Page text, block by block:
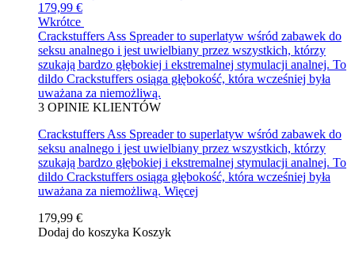
179,99 €
Wkrótce
Crackstuffers Ass Spreader to superlatyw wśród zabawek do
seksu analnego i jest uwielbiany przez wszystkich, którzy
szukają bardzo głębokiej i ekstremalnej stymulacji analnej. To
dildo Crackstuffers osiąga głębokość, która wcześniej była
uważana za niemożliwą.
3 OPINIE KLIENTÓW
Crackstuffers Ass Spreader to superlatyw wśród zabawek do
seksu analnego i jest uwielbiany przez wszystkich, którzy
szukają bardzo głębokiej i ekstremalnej stymulacji analnej. To
dildo Crackstuffers osiąga głębokość, która wcześniej była
uważana za niemożliwą. Więcej
179,99 €
Dodaj do koszyka Koszyk